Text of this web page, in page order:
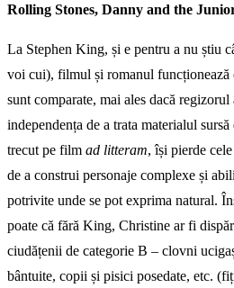
Rolling Stones, Danny and the
La Stephen King, și e pentru a nu știu
voi cui), filmul și romanul funcționează
sunt comparate, mai ales dacă regizorul
independența de a trata materialul
trecut pe film ad litteram, își pierde
de a construi personaje complexe și
potrivite unde se pot exprima natural.
poate că fără King, Christine ar fi
ciudățenii de categorie B – clovni
bântuite, copii și pisici posedate, etc.